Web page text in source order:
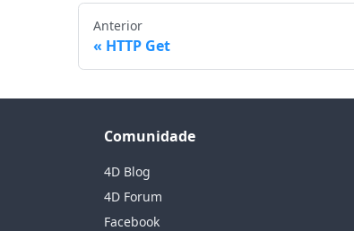
Anterior
HTTP Get
Comunidade
4D Blog
4D Forum
Facebook